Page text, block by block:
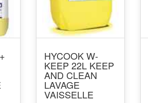
HYCOOK W-
KEEP 22L KEEP
AND CLEAN
LAVAGE
VAISSELLE